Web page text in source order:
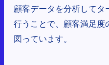
顧客データを分析して
行うことで、顧客満足
図っています。